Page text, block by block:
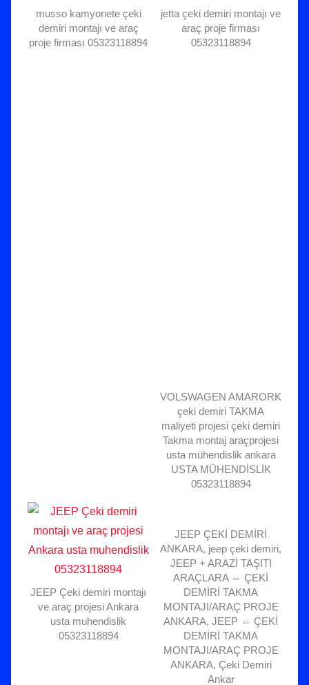
musso kamyonete çeki
demiri montajı ve araç
proje firması 05323118894
jetta çeki demiri montajı ve
araç proje firması
05323118894
VOLSWAGEN AMARORK
çeki demiri TAKMA
maliyeti projesi çeki demiri
Takma montaj araçprojesi
usta mühendislik ankara
USTA MÜHENDİSLİK
05323118894
JEEP Çeki demiri montajı
ve araç projesi Ankara
usta muhendislik
05323118894
JEEP ÇEKİ DEMİRİ
ANKARA, jeep çeki demiri,
JEEP + ARAZİ TAŞITI
ARAÇLARA ⇔ ÇEKİ
DEMİRİ TAKMA
MONTAJI/ARAÇ PROJE
ANKARA, JEEP ⇔ ÇEKİ
DEMİRİ TAKMA
MONTAJI/ARAÇ PROJE
ANKARA, Çeki Demiri
Ankar